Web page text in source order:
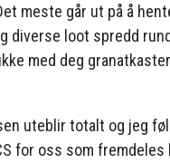
meste går ut på å
diverse loot spredd
med deg
uteblir totalt og jeg
for oss som fremdeles